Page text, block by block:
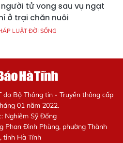
người tử vong sau vụ ngạt
ở trại chăn nuôi
LUẬT ĐỜI SỐNG
do Bộ Thông tin - Truyền thông cấp
01 năm 2022.
Nghiêm Sỹ Đống
Phan Đình Phùng, phường Thành
tỉnh Hà Tĩnh